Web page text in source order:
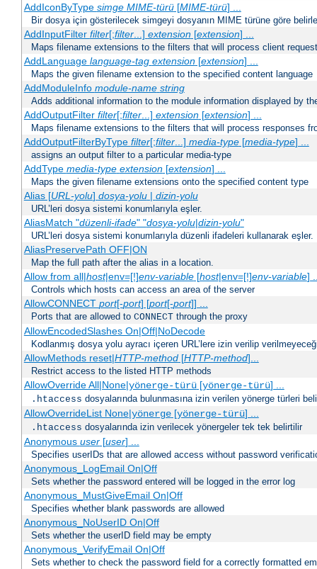
AddIconByType simge MIME-türü[MIME-türü] ...
Bir dosya için gösterilecek simgeyi dosyanın MIME türüne göre
AddInputFilter filter[;filter...] extension[extension] ...
Maps filename extensions to the filters that will process client
AddLanguage language-tag extension[extension] ...
Maps the given filename extension to the specified content language
AddModuleInfo module-name string
Adds additional information to the module information displayed by
AddOutputFilter filter[;filter...] extension[extension] ...
Maps filename extensions to the filters that will process responses
AddOutputFilterByType filter[;filter...] media-type[media-type] ...
assigns an output filter to a particular media-type
AddType media-type extension[extension] ...
Maps the given filename extensions onto the specified content type
Alias [URL-yolu] dosya-yolu| dizin-yolu
URL’leri dosya sistemi konumlarıyla eşler.
AliasMatch "düzenli-ifade" "dosya-yolu|dizin-yolu"
URL’leri dosya sistemi konumlarıyla düzenli ifadeleri kullanarak eşler.
AliasPreservePath OFF|ON
Map the full path after the alias in a location.
Allow from all|host|env=[!]env-variable[host|env=[!]env-variable]
Controls which hosts can access an area of the server
AllowCONNECT port[-port] [port[-port]] ...
Ports that are allowed to CONNECT through the proxy
AllowEncodedSlashes On|Off|NoDecode
Kodlanmış dosya yolu ayracı içeren URL’lere izin verilip
AllowMethods reset|HTTP-method[HTTP-method]...
Restrict access to the listed HTTP methods
AllowOverride All|None|yönerge-türü[yönerge-türü] ...
.htaccess dosyalarında bulunmasına izin verilen yönerge türleri
AllowOverrideList None|yönerge[yönerge-türü] ...
.htaccess dosyalarında izin verilecek yönergeler tek tek belirtilir
Anonymous user[user] ...
Specifies userIDs that are allowed access without password
Anonymous_LogEmail On|Off
Sets whether the password entered will be logged in the error log
Anonymous_MustGiveEmail On|Off
Specifies whether blank passwords are allowed
Anonymous_NoUserID On|Off
Sets whether the userID field may be empty
Anonymous_VerifyEmail On|Off
Sets whether to check the password field for a correctly formatted